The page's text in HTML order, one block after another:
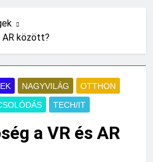
Mit jelent a magas
CRP?
1 Nap Ezelőtt
Mit jelent a magas
vérnyomás?
1 Nap Ezelőtt
Milyen fűtést érdemes
AR között?
NAGYVILÁG
OTTHON
TECH/IT
a VR és AR